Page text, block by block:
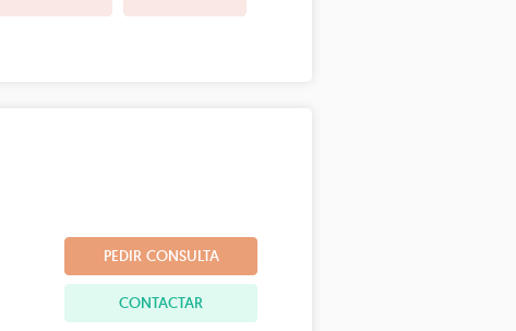
PEDIR CONSULTA
CONTACTAR